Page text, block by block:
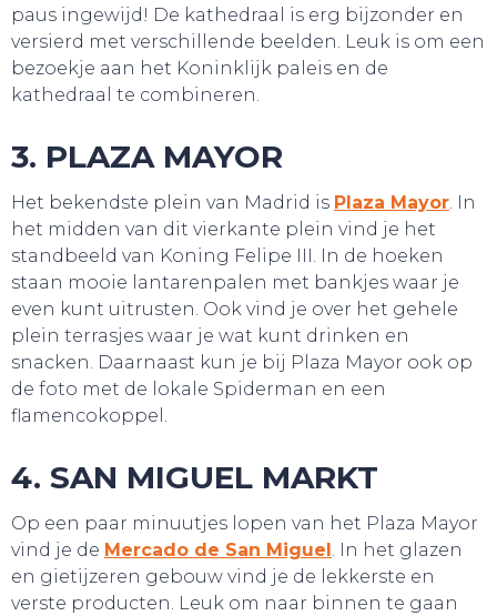
SLAAP LEKKER!
paus ingewijd! De kathedraal is erg bijzonder en
versierd met verschillende beelden. Leuk is om een
bezoekje aan het Koninklijk paleis en de
kathedraal te combineren.
3. PLAZA MAYOR
Het bekendste plein van Madrid is Plaza Mayor. In
het midden van dit vierkante plein vind je het
standbeeld van Koning Felipe III. In de hoeken
staan mooie lantarenpalen met bankjes waar je
even kunt uitrusten. Ook vind je over het gehele
plein terrasjes waar je wat kunt drinken en
snacken. Daarnaast kun je bij Plaza Mayor ook op
de foto met de lokale Spiderman en een
flamencokoppel.
4. SAN MIGUEL MARKT
Op een paar minuutjes lopen van het Plaza Mayor
vind je de Mercado de San Miguel. In het glazen
en gietijzeren gebouw vind je de lekkerste en
verste producten. Leuk om naar binnen te gaan